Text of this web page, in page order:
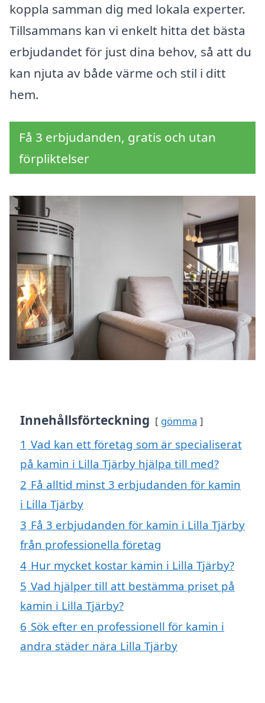
koppla samman dig med lokala experter.
Tillsammans kan vi enkelt hitta det bästa
erbjudandet för just dina behov, så att du
kan njuta av både värme och stil i ditt
hem.
Få 3 erbjudanden, gratis och utan
förpliktelser
Innehållsförteckning gömma
1 Vad kan ett företag som är specialiserat
på kamin i Lilla Tjärby hjälpa till med?
2 Få alltid minst 3 erbjudanden för kamin
i Lilla Tjärby
3 Få 3 erbjudanden för kamin i Lilla Tjärby
från professionella företag
4 Hur mycket kostar kamin i Lilla Tjärby?
5 Vad hjälper till att bestämma priset på
kamin i Lilla Tjärby?
6 Sök efter en professionell för kamin i
andra städer nära Lilla Tjärby